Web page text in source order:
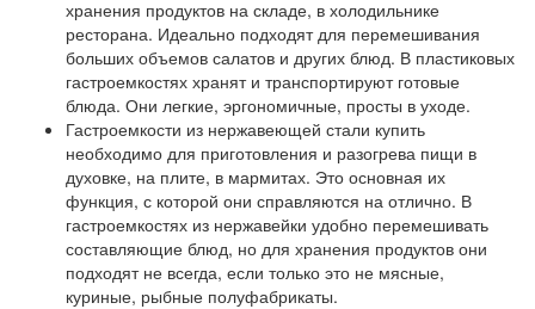
хранения продуктов на складе, в холодильнике
ресторана. Идеально подходят для перемешивания
больших объемов салатов и других блюд. В пластиковых
гастроемкостях хранят и транспортируют готовые
блюда. Они легкие, эргономичные, просты в уходе.
Гастроемкости из нержавеющей стали купить
необходимо для приготовления и разогрева пищи в
духовке, на плите, в мармитах. Это основная их
функция, с которой они справляются на отлично. В
гастроемкостях из нержавейки удобно перемешивать
составляющие блюд, но для хранения продуктов они
подходят не всегда, если только это не мясные,
куриные, рыбные полуфабрикаты.